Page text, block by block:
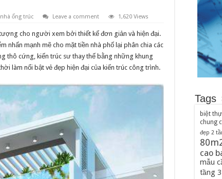
ống trúc Leave a comment 1,620 Views
cho người xem bởi thiết kế đơn giản và hiện đại.
nhấn mạnh mẽ cho mặt tiền nhà phố lại phân chia các
thô cứng, kiến trúc sư thay thế bằng những khung
làm nổi bật vẻ đẹp hiện đại của kiến trúc công trình.
Tags
biệt
chung
đẹp 2
cao
mẫu
tầng